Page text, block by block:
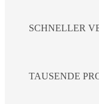
SCHNELLER
TAUSENDE